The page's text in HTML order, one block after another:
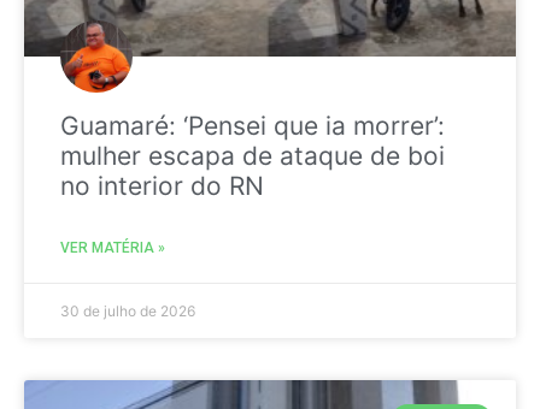
Guamaré: ‘Pensei que ia morrer’:
mulher escapa de ataque de boi
no interior do RN
VER MATÉRIA »
30 de julho de 2026